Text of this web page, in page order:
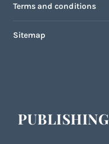
Terms and conditions
Sitemap
PUBLISHING